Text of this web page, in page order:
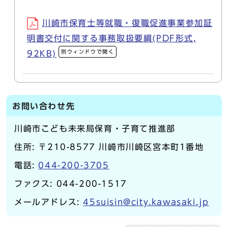
川崎市保育士等就職・復職促進事業参加証
明書交付に関する事務取扱要綱(PDF形式,
92KB)
別ウィンドウで開く
お問い合わせ先
川崎市こども未来局保育・子育て推進部
住所: 〒210-8577 川崎市川崎区宮本町1番地
電話: 044-200-3705
ファクス: 044-200-1517
メールアドレス:45suisin@city.kawasaki.jp